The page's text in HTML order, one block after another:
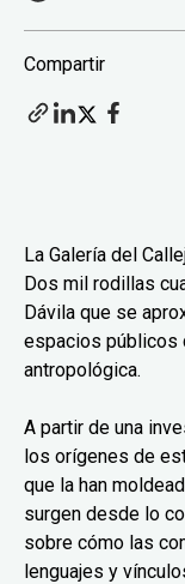
Compartir
La Galería del
Dos mil rodillas
Dávila que se
espacios públicos
antropológica.
A partir de una
los orígenes de
que la han
surgen desde lo
sobre cómo las
lenguajes y